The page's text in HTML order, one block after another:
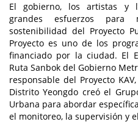
El gobierno, los artistas y
grandes esfuerzos
sostenibilidad del Proyecto
Proyecto es uno de los
financiado por la ciudad. El
Ruta Sanbok del Gobierno
responsable del Proyecto
Distrito Yeongdo creó el
Urbana para abordar
el monitoreo, la supervisión y